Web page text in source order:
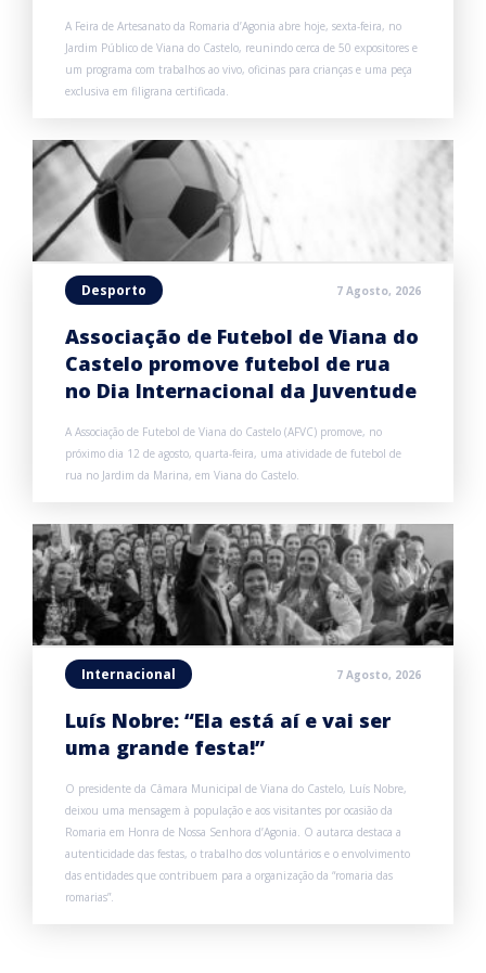
A Feira de Artesanato da Romaria d’Agonia abre hoje, sexta-feira, no
Jardim Público de Viana do Castelo, reunindo cerca de 50 expositores e
um programa com trabalhos ao vivo, oficinas para crianças e uma peça
exclusiva em filigrana certificada.
Desporto 7 Agosto, 2026
Associação de Futebol de Viana do
Castelo promove futebol de rua
no Dia Internacional da Juventude
A Associação de Futebol de Viana do Castelo (AFVC) promove, no
próximo dia 12 de agosto, quarta-feira, uma atividade de futebol de
rua no Jardim da Marina, em Viana do Castelo.
Internacional 7 Agosto, 2026
Luís Nobre: “Ela está aí e vai ser
uma grande festa!”
O presidente da Câmara Municipal de Viana do Castelo, Luís Nobre,
deixou uma mensagem à população e aos visitantes por ocasião da
Romaria em Honra de Nossa Senhora d’Agonia. O autarca destaca a
autenticidade das festas, o trabalho dos voluntários e o envolvimento
das entidades que contribuem para a organização da “romaria das
romarias”.